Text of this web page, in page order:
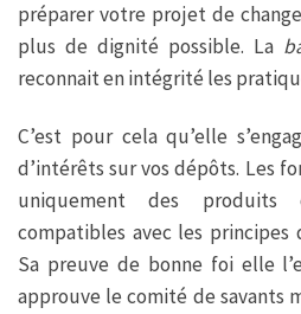
préparer votre projet de
plus de dignité possible. La
reconnait en intégrité les
C’est pour cela qu’elle
d’intérêts sur vos dépôts. Les
uniquement des produits
compatibles avec les principes
Sa preuve de bonne foi elle
approuve le comité de savants